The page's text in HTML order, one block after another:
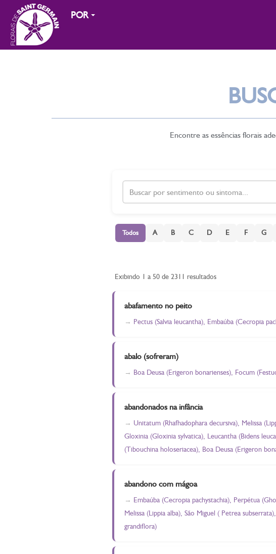
POR
Encontre as essências florais
Todos A B C D E F G
Exibindo 1 a 50 de 2311 resultados
abafamento no peito
Pectus (Salvia leucantha), Embaúba (Cecropia
abalo (sofreram)
Boa Deusa (Erigeron bonarienses), Focum
abandonados na infância
Unitatum (Rhafhadophara decursiva), Melissa
Gloxinia (Gloxinia sylvatica), Leucantha (Bidens
(Tibouchina holoseriacea), Boa Deusa (Erigeron
abandono com mágoa
Embaúba (Cecropia pachystachia), Perpétua
Melissa (Lippia alba), São Miguel ( Petrea
grandiflora)